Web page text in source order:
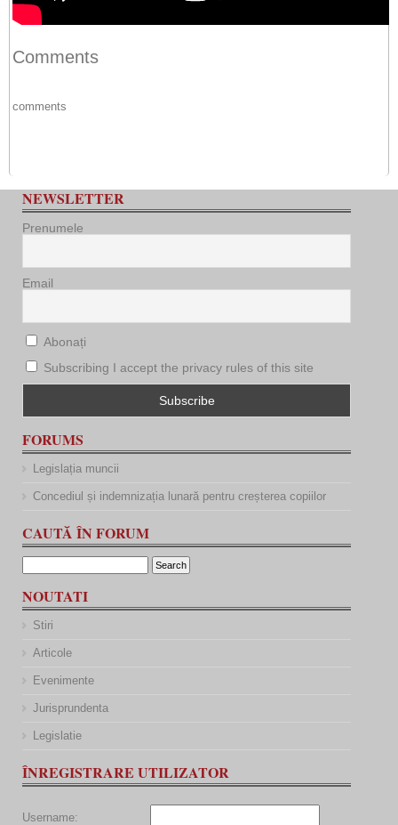
Comments
comments
NEWSLETTER
Prenumele
Email
Abonați
Subscribing I accept the privacy rules of this site
FORUMS
Legislația muncii
Concediul și indemnizația lunară pentru creșterea copiilor
CAUTĂ ÎN FORUM
NOUTATI
Stiri
Articole
Evenimente
Jurisprundenta
Legislatie
ÎNREGISTRARE UTILIZATOR
Username: